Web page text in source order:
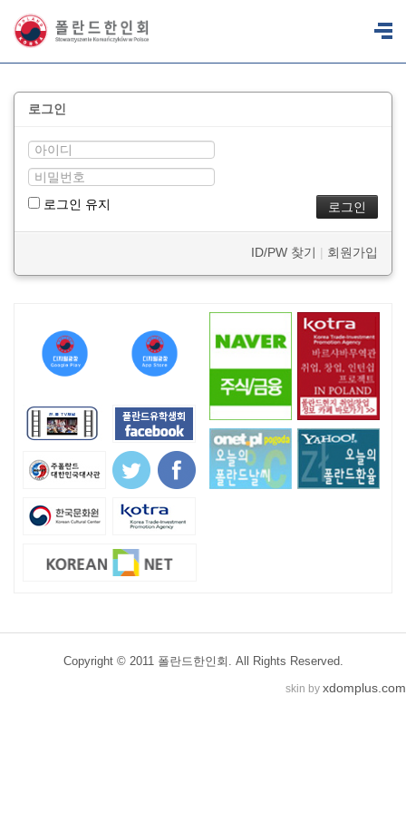
로그인
로그인 유지
ID/PW 찾기 | 회원가입
Copyright © 2011 폴란드한인회. All Rights Reserved.
skin by xdomplus.com